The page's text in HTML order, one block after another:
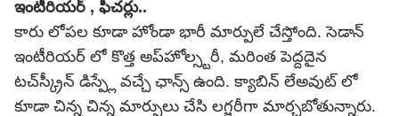
ఇంటీరియర్ , ఫీచర్లు..
కారు లోపల కూడా హోండా భారీ మార్పులే చేస్తోంది. సెడాన్
ఇంటీరియర్ లో కొత్త అప్‌హోల్స్టరీ, మరింత పెద్దదైన
టచ్‌స్క్రీన్ డిస్ప్లే వచ్చే ఛాన్స్ ఉంది. క్యాబిన్ లేఅవుట్ లో
కూడా చిన్న చిన్న మార్పులు చేసి లగ్జరీగా మార్చబోతున్నారు.